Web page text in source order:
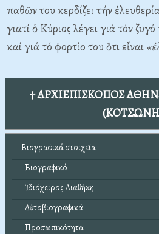
παθῶν του κερδίζει τήν
γιατί ὁ Κύριος λέγει γιά τόν ζυγό
καί γιά τό φορτίο του ὅτι εἶναι
† ΑΡΧΙΕΠΙΣΚΟΠΟΣ
Βιογραφικά στοιχεῖα
Βιογραφικό
Ἰδιόχειρος Διαθήκη
Αὐτοβιογραφικά
Προσωπικότητα